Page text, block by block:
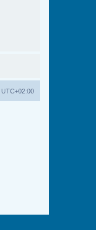
UTC+02:00